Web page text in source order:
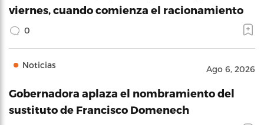
viernes, cuando comienza el racionamiento
0
Noticias Ago 6, 2026
Gobernadora aplaza el nombramiento del
sustituto de Francisco Domenech